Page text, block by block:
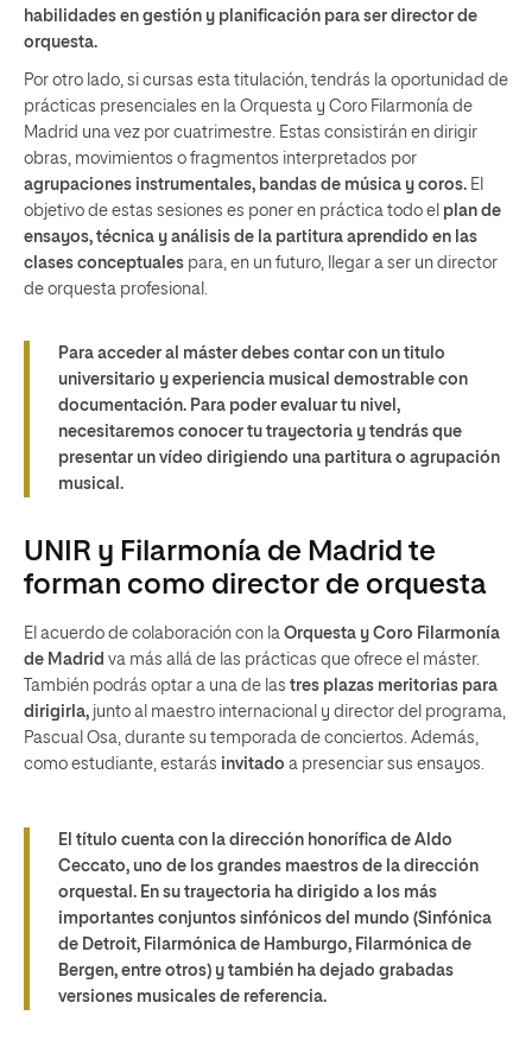
habilidades en gestión y planificación para ser director de
orquesta.
Por otro lado, si cursas esta titulación, tendrás la oportunidad de
prácticas presenciales en la Orquesta y Coro Filarmonía de
Madrid una vez por cuatrimestre. Estas consistirán en dirigir
obras, movimientos o fragmentos interpretados por
agrupaciones instrumentales, bandas de música y coros. El
objetivo de estas sesiones es poner en práctica todo el plan de
ensayos, técnica y análisis de la partitura aprendido en las
clases conceptuales para, en un futuro, llegar a ser un director
de orquesta profesional.
Para acceder al máster debes contar con un titulo
universitario y experiencia musical demostrable con
documentación. Para poder evaluar tu nivel,
necesitaremos conocer tu trayectoria y tendrás que
presentar un vídeo dirigiendo una partitura o agrupación
musical.
UNIR y Filarmonía de Madrid te
forman como director de orquesta
El acuerdo de colaboración con la Orquesta y Coro Filarmonía
de Madrid va más allá de las prácticas que ofrece el máster.
También podrás optar a una de las tres plazas meritorias para
dirigirla, junto al maestro internacional y director del programa,
Pascual Osa, durante su temporada de conciertos. Además,
como estudiante, estarás invitado a presenciar sus ensayos.
El título cuenta con la dirección honorífica de Aldo
Ceccato, uno de los grandes maestros de la dirección
orquestal. En su trayectoria ha dirigido a los más
importantes conjuntos sinfónicos del mundo (Sinfónica
de Detroit, Filarmónica de Hamburgo, Filarmónica de
Bergen, entre otros) y también ha dejado grabadas
versiones musicales de referencia.